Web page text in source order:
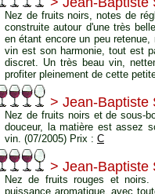
Nez de fruits noirs, notes de
construite autour d'une très
en étant encore un peu
vin est son harmonie, tout est
discret. Un très beau vin,
profiter pleinement de cette
> Jean-Baptiste
Nez de fruits noirs et de sous-
douceur, la matière est assez
vin. (07/2005) Prix : C
> Jean-Baptiste
Nez de fruits rouges et
puissance aromatique, avec